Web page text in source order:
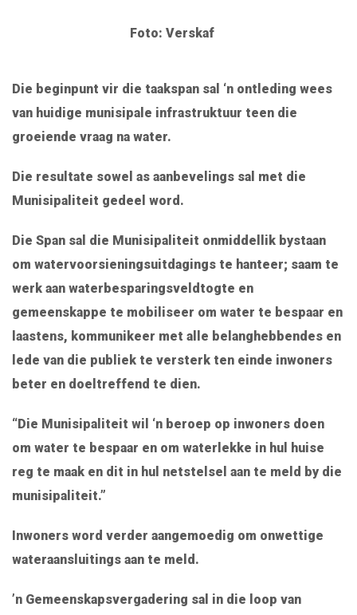
Foto: Verskaf
Die beginpunt vir die taakspan sal ‘n ontleding wees
van huidige munisipale infrastruktuur teen die
groeiende vraag na water.
Die resultate sowel as aanbevelings sal met die
Munisipaliteit gedeel word.
Die Span sal die Munisipaliteit onmiddellik bystaan
om watervoorsieningsuitdagings te hanteer; saam te
werk aan waterbesparingsveldtogte en
gemeenskappe te mobiliseer om water te bespaar en
laastens, kommunikeer met alle belanghebbendes en
lede van die publiek te versterk ten einde inwoners
beter en doeltreffend te dien.
“Die Munisipaliteit wil ‘n beroep op inwoners doen
om water te bespaar en om waterlekke in hul huise
reg te maak en dit in hul netstelsel aan te meld by die
munisipaliteit.”
Inwoners word verder aangemoedig om onwettige
wateraansluitings aan te meld.
’n Gemeenskapsvergadering sal in die loop van